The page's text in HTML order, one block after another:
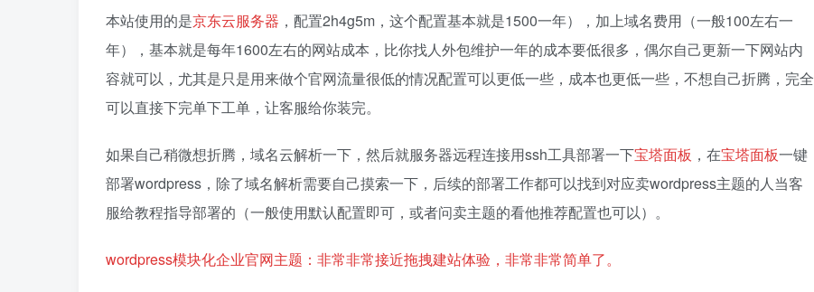
本站使用的是京东云服务器 ，配置2h4g5m，这个配置基本就是1500一年），加上域名费用（一般100左右一
年），基本就是每年1600左右的网站成本，比你找人外包维护一年的成本要低很多，偶尔自己更新一下网站内
容就可以，尤其是只是用来做个官网流量很低的情况配置可以更低一些，成本也更低一些，不想自己折腾，完全
可以直接下完单下工单，让客服给你装完。
如果自己稍微想折腾，域名云解析一下，然后就服务器远程连接用ssh工具部署一下宝塔面板 ，在宝塔面板一键
部署wordpress，除了域名解析需要自己摸索一下，后续的部署工作都可以找到对应卖wordpress主题的人当客
服给教程指导部署的（一般使用默认配置即可，或者问卖主题的看他推荐配置也可以）。
wordpress模块化企业官网主题：非常非常接近拖拽建站体验，非常非常简单了。